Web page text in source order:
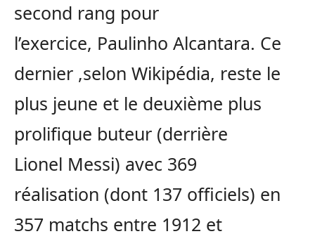
second rang pour
l’exercice, Paulinho Alcantara. Ce
dernier ,selon Wikipédia, reste le
plus jeune et le deuxième plus
prolifique buteur (derrière
Lionel Messi) avec 369
réalisation (dont 137 officiels) en
357 matchs entre 1912 et